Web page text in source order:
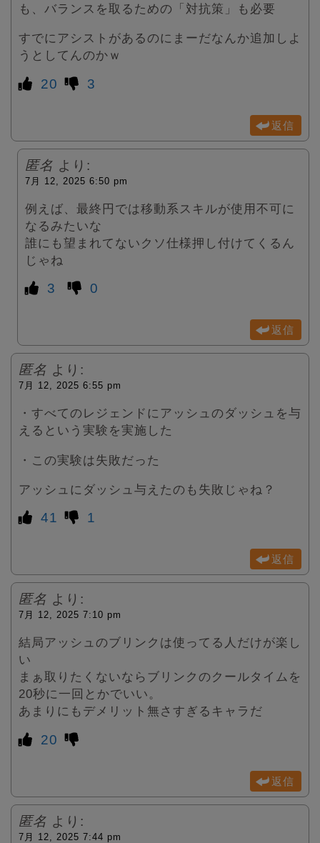
も、バランスを取るための「対抗策」も必要
すでにアシストがあるのにまーだなんか追加しよ
うとしてんのかｗ
20 3
返信
匿名 より:
7月 12, 2025 6:50 pm
例えば、最終円では移動系スキルが使用不可に
なるみたいな
誰にも望まれてないクソ仕様押し付けてくるん
じゃね
3 0
返信
匿名 より:
7月 12, 2025 6:55 pm
・すべてのレジェンドにアッシュのダッシュを与
えるという実験を実施した
・この実験は失敗だった
アッシュにダッシュ与えたのも失敗じゃね？
41 1
返信
匿名 より:
7月 12, 2025 7:10 pm
結局アッシュのブリンクは使ってる人だけが楽し
い
まぁ取りたくないならブリンクのクールタイムを
20秒に一回とかでいい。
あまりにもデメリット無さすぎるキャラだ
20
返信
匿名 より:
7月 12, 2025 7:44 pm